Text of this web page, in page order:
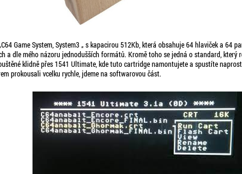
Game System, System3 „ s kapacirou 512Kb, která obsahuje 64 hlaviček a 64
a dle mého názoru jednodušších formátů. Kromě toho se jedná o standard, který
klidně přes 1541 Ultimate, kde tuto cartridge namontujete a spustíte
prokousali vcelku rychle, jdeme na softwarovou část.